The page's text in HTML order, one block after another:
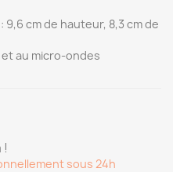
9,6 cm de hauteur, 8,3 cm de
au micro-ondes
!
sous 24h